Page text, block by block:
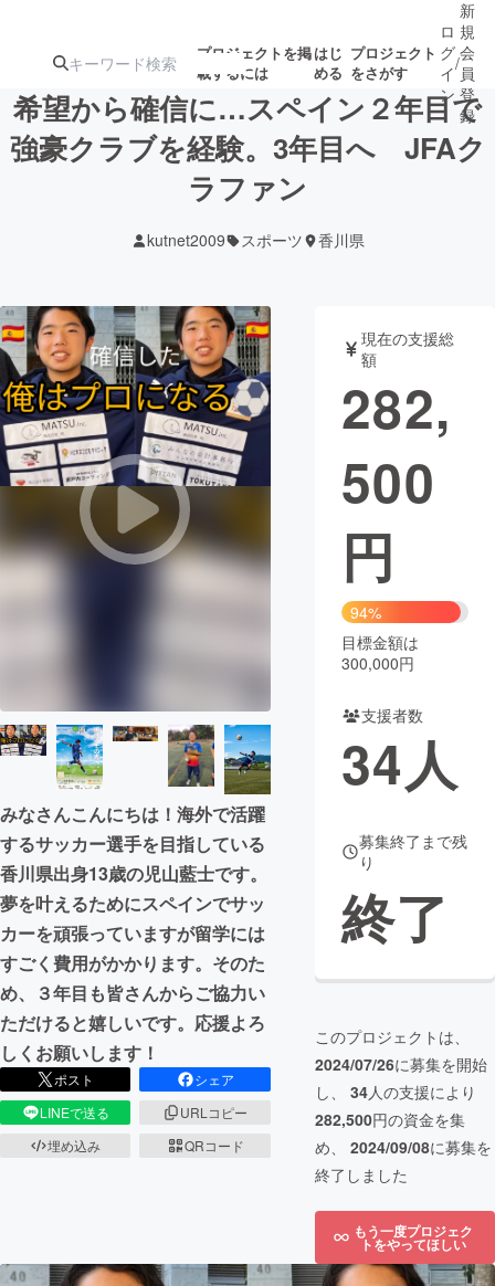
プロジェクトを掲
載するには
はじ
める
プロジェクト
をさがす
注目の新着プロ募集終了が近いプ
テクノロジー・ガジェット
映像・映画 書籍・雑誌
ビジネス・起業 チャレンジ
まちづくり・地域活性化
CAMPFIRE Creation
コミュニティ
ロ
グ
イ
ン
/
新
規
会
員
登
録
希望から確信に…スペイン２年目で
強豪クラブを経験。3年目へ JFAク
ラファン
kutnet2009 スポーツ 香川県
みなさんこんにちは！海外で活躍
するサッカー選手を目指している
香川県出身13歳の児山藍士です。
夢を叶えるためにスペインでサッ
カーを頑張っていますが留学には
すごく費用がかかります。そのた
め、３年目も皆さんからご協力い
ただけると嬉しいです。応援よろ
しくお願いします！
ポスト
シェア
LINEで送る
URLコピー
埋め込み
QRコード
現在の支援総
額
282,
500
円
94%
目標金額は
300,000円
支援者数
34人
募集終了まで残
り
終了
このプロジェクトは、
2024/07/26に募集を開始
し、 34人の支援により
282,500円の資金を集
め、 2024/09/08に募集を
終了しました
もう一度プロジェク
トをやってほしい